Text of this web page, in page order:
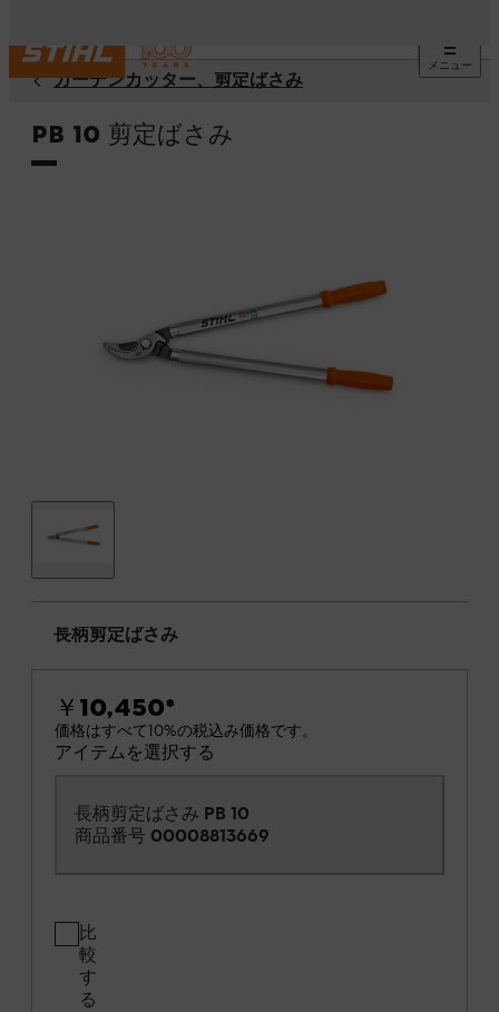
メニュー
ガーデンカッター、剪定ばさみ
PB 10 剪定ばさみ
長柄剪定ばさみ
￥10,450*
価格はすべて10%の税込み価格です。
アイテムを選択する
長柄剪定ばさみ PB 10
商品番号 00008813669
比
較
す
る